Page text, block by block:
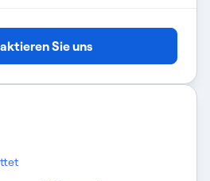
Sie uns